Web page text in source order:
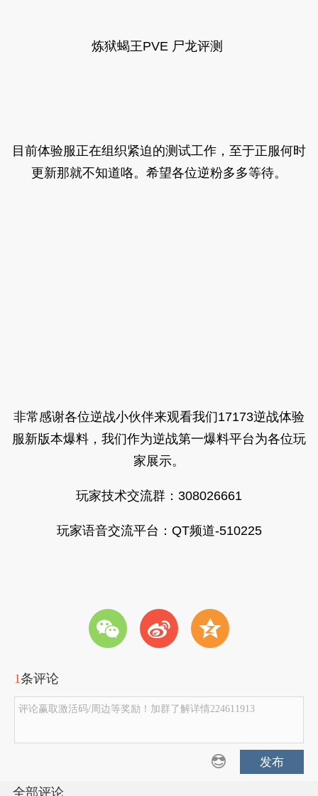
炼狱蝎王PVE 尸龙评测
目前体验服正在组织紧迫的测试工作，至于正服何时
更新那就不知道咯。希望各位逆粉多多等待。
非常感谢各位逆战小伙伴来观看我们17173逆战体验
服新版本爆料，我们作为逆战第一爆料平台为各位玩
家展示。
玩家技术交流群：308026661
玩家语音交流平台：QT频道-510225
w t z
1条评论
评论赢取激活码/周边等奖励！加群了解详情224611913
发布
全部评论